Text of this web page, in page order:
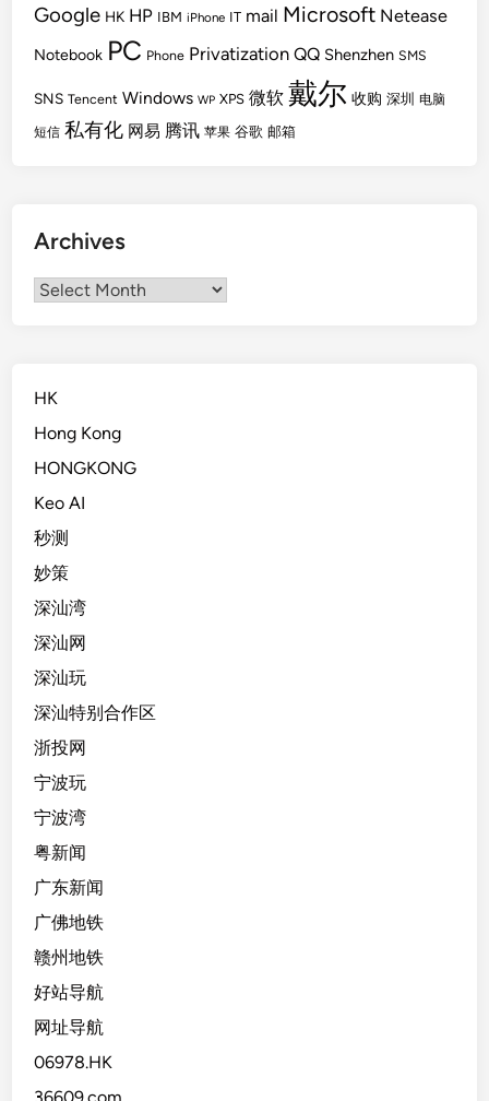
Google HK HP IBM iPhone IT mail Microsoft Netease
Notebook PC Phone Privatization QQ Shenzhen SMS
SNS Tencent Windows WP XPS 微软 戴尔 收购 深圳 电脑
短信 私有化 网易 腾讯 苹果 谷歌 邮箱
Archives
Archives
HK
Hong Kong
HONGKONG
Keo AI
秒测
妙策
深汕湾
深汕网
深汕玩
深汕特别合作区
浙投网
宁波玩
宁波湾
粤新闻
广东新闻
广佛地铁
赣州地铁
好站导航
网址导航
06978.HK